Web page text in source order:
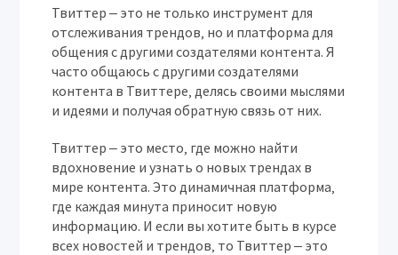
Твиттер ‒ это не только инструмент для
отслеживания трендов‚ но и платформа для
общения с другими создателями контента. Я
часто общаюсь с другими создателями
контента в Твиттере‚ делясь своими мыслями
и идеями и получая обратную связь от них.
Твиттер ‒ это место‚ где можно найти
вдохновение и узнать о новых трендах в
мире контента. Это динамичная платформа‚
где каждая минута приносит новую
информацию. И если вы хотите быть в курсе
всех новостей и трендов‚ то Твиттер ‒ это